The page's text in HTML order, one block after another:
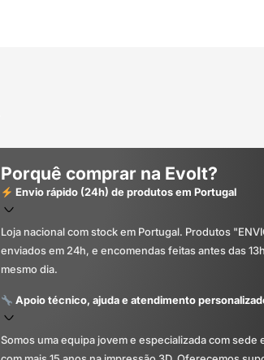
Porquê comprar na Evolt?
Envio rápido (24h) de produtos em Portugal
Loja nacional com stock em Portugal. Produtos
enviados em 24h, e encomendas feitas antes das
mesmo dia.
Apoio técnico, ajuda e atendimento
Somos uma equipa jovem e especializada com sede